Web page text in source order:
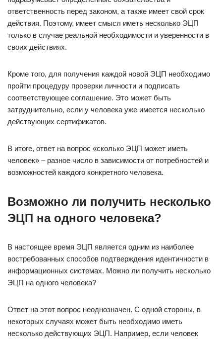
ответственность перед законом, а также имеет свой срок
действия. Поэтому, имеет смысл иметь несколько ЭЦП
только в случае реальной необходимости и уверенности в
своих действиях.
Кроме того, для получения каждой новой ЭЦП необходимо
пройти процедуру проверки личности и подписать
соответствующее соглашение. Это может быть
затруднительно, если у человека уже имеется несколько
действующих сертификатов.
В итоге, ответ на вопрос «сколько ЭЦП может иметь
человек» – разное число в зависимости от потребностей и
возможностей каждого конкретного человека.
Возможно ли получить несколько
ЭЦП на одного человека?
В настоящее время ЭЦП является одним из наиболее
востребованных способов подтверждения идентичности в
информационных системах. Можно ли получить несколько
ЭЦП на одного человека?
Ответ на этот вопрос неоднозначен. С одной стороны, в
некоторых случаях может быть необходимо иметь
несколько действующих ЭЦП. Например, если человек